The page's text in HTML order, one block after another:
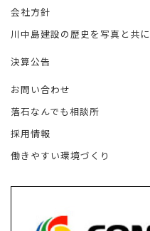
会社方針
川中島建設の歴史を写真と共に
決算公告
お問い合わせ
落石なんでも相談所
採用情報
働きやすい環境づくり